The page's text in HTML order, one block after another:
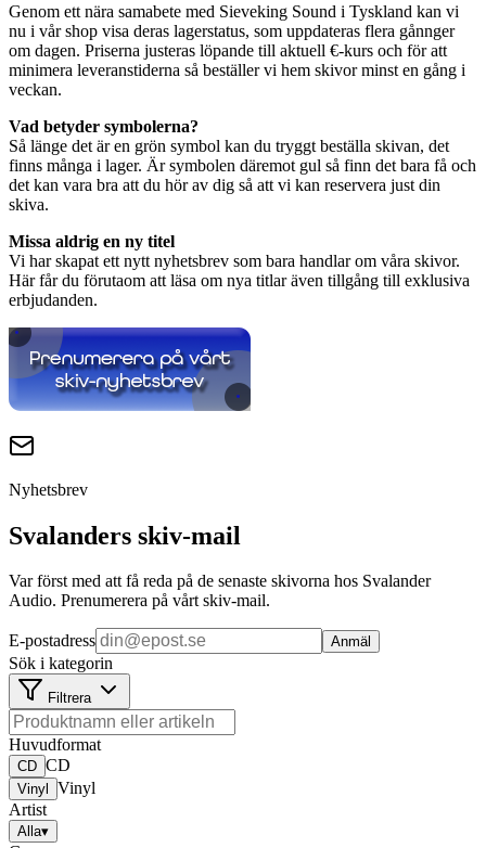
Genom ett nära samabete med Sieveking Sound i Tyskland kan vi
nu i vår shop visa deras lagerstatus, som uppdateras flera gånnger
om dagen. Priserna justeras löpande till aktuell €-kurs och för att
minimera leveranstiderna så beställer vi hem skivor minst en gång i
veckan.
Vad betyder symbolerna?
Så länge det är en grön symbol kan du tryggt beställa skivan, det
finns många i lager. Är symbolen däremot gul så finn det bara få och
det kan vara bra att du hör av dig så att vi kan reservera just din
skiva.
Missa aldrig en ny titel
Vi har skapat ett nytt nyhetsbrev som bara handlar om våra skivor.
Här får du förutaom att läsa om nya titlar även tillgång till exklusiva
erbjudanden.
Nyhetsbrev
Svalanders skiv-mail
Var först med att få reda på de senaste skivorna hos Svalander
Audio. Prenumerera på vårt skiv-mail.
E-postadress Anmäl
Sök i kategorin
Filtrera
Huvudformat
CD CD
Vinyl
Vinyl
Artist
Alla▾